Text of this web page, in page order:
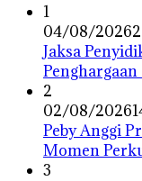
1
04/08/2026
Jaksa
2
02/08/2026
Peby Anggi
Momen
3